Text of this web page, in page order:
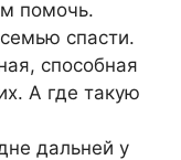
помочь.
спасти.
способная
А где такую
дальней у